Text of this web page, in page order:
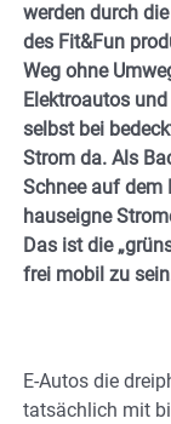
werden durch
des Fit&Fun
Weg ohne
Elektroautos
selbst bei
Strom da. Als
Schnee auf dem
hauseigne
Das ist die
frei mobil zu
E-Autos die
tatsächlich mit